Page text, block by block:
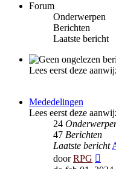
Forum
Onderwerpen
Berichten
Laatste bericht
Lees eerst deze
Mededelingen
Lees eerst deze
24
47 Berichten
Laatste bericht
doorRPG